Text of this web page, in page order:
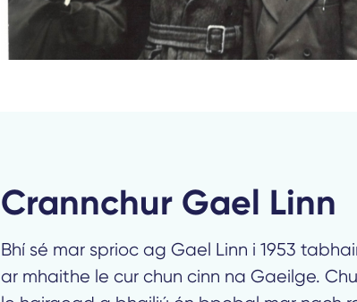
Crannchur Gael Linn
Bhí sé mar sprioc ag Gael Linn i 1953
ar mhaithe le cur chun cinn na Gaeilge.